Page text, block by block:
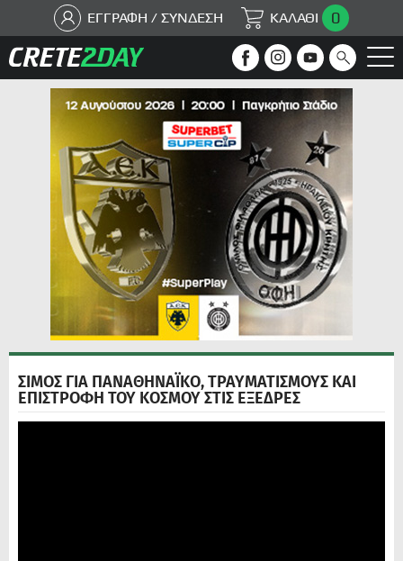
ΕΓΓΡΑΦΗ / ΣΥΝΔΕΣΗ ΚΑΛΑΘΙ 0
ΣΙΜΟΣ ΓΙΑ ΠΑΝΑΘΗΝΑΪΚΟ, ΤΡΑΥΜΑΤΙΣΜΟΥΣ ΚΑΙ
ΕΠΙΣΤΡΟΦΗ ΤΟΥ ΚΟΣΜΟΥ ΣΤΙΣ ΕΞΕΔΡΕΣ